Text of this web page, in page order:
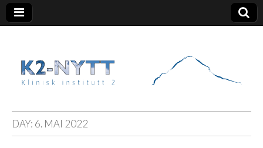
K2 Nytt
DAY: 6. MAI 2022